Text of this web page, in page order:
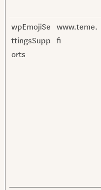
wpEmojiSe
ttingsSupp
orts
www.teme.
fi